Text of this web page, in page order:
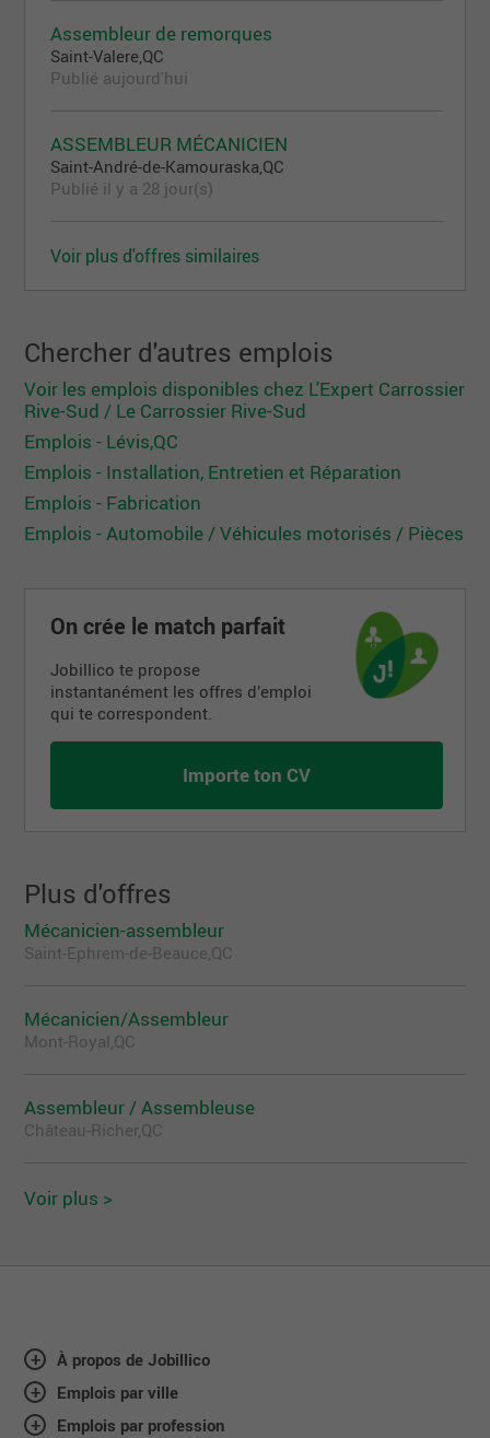
Assembleur de remorques
Saint-Valere,QC
Publié aujourd'hui
ASSEMBLEUR MÉCANICIEN
Saint-André-de-Kamouraska,QC
Publié il y a 28 jour(s)
Voir plus d'offres similaires
Chercher d'autres emplois
Voir les emplois disponibles chez L'Expert Carrossier
Rive-Sud / Le Carrossier Rive-Sud
Emplois - Lévis,QC
Emplois - Installation, Entretien et Réparation
Emplois - Fabrication
Emplois - Automobile / Véhicules motorisés / Pièces
On crée le match parfait
Jobillico te propose
instantanément les offres d’emploi
qui te correspondent.
Importe ton CV
Plus d'offres
Mécanicien-assembleur
Saint-Ephrem-de-Beauce,QC
Mécanicien/Assembleur
Mont-Royal,QC
Assembleur / Assembleuse
Château-Richer,QC
Voir plus >
À propos de Jobillico
Emplois par ville
Emplois par profession